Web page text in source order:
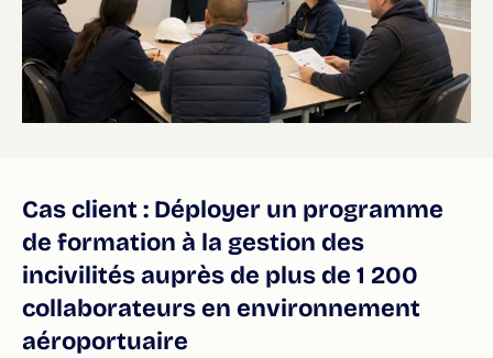
Cas client : Déployer un programme
de formation à la gestion des
incivilités auprès de plus de 1 200
collaborateurs en environnement
aéroportuaire